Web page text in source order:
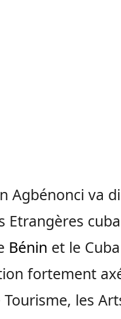
Agbénonci va
Etrangères
Bénin et le Cuba
fortement
les